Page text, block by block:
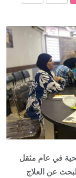
Email
في عام مثقل
عن العلاج